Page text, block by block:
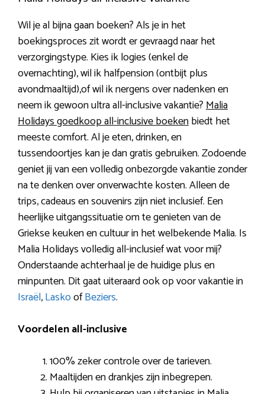
Wil je al bijna gaan boeken? Als je in het
boekingsproces zit wordt er gevraagd naar het
verzorgingstype. Kies ik logies (enkel de
overnachting), wil ik halfpension (ontbijt plus
avondmaaltijd),of wil ik nergens over nadenken en
neem ik gewoon ultra all-inclusive vakantie?Malia
Holidays goedkoop all-inclusive boekenbiedt het
meeste comfort. Al je eten, drinken, en
tussendoortjes kan je dan gratis gebruiken. Zodoende
geniet jij van een volledig onbezorgde vakantie zonder
na te denken over onverwachte kosten. Alleen de
trips, cadeaus en souvenirs zijn niet inclusief. Een
heerlijke uitgangssituatie om te genieten van de
Griekse keuken en cultuur in het welbekende Malia. Is
Malia Holidays volledig all-inclusief wat voor mij?
Onderstaande achterhaal je de huidige plus en
minpunten. Dit gaat uiteraard ook op voor vakantie in
Israël,LaskoofBeziers.
Voordelen all-inclusive
100% zeker controle over de tarieven.
Maaltijden en drankjes zijn inbegrepen.